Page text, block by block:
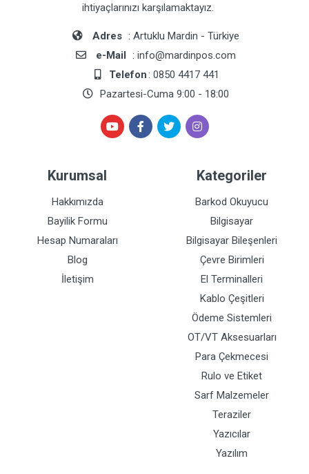
ihtiyaçlarınızı karşılamaktayız.
Adres : Artuklu Mardin - Türkiye
e-Mail : info@mardinpos.com
Telefon: 0850 4417 441
Pazartesi-Cuma 9:00 - 18:00
Kurumsal
Hakkımızda
Bayilik Formu
Hesap Numaraları
Blog
İletişim
Kategoriler
Barkod Okuyucu
Bilgisayar
Bilgisayar Bileşenleri
Çevre Birimleri
El Terminalleri
Kablo Çeşitleri
Ödeme Sistemleri
OT/VT Aksesuarları
Para Çekmecesi
Rulo ve Etiket
Sarf Malzemeler
Teraziler
Yazıcılar
Yazılım